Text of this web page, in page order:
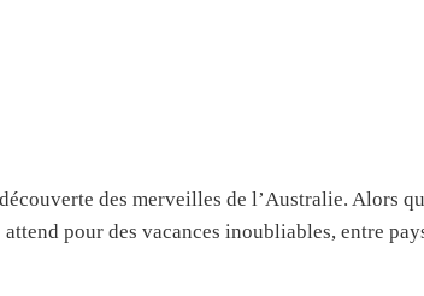
des merveilles de l’Australie. Alors
pour des vacances inoubliables, entre